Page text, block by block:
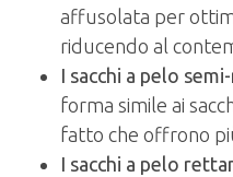
affusolata per
riducendo al
I sacchi a pelo
forma simile ai
fatto che offrono
I sacchi a pelo